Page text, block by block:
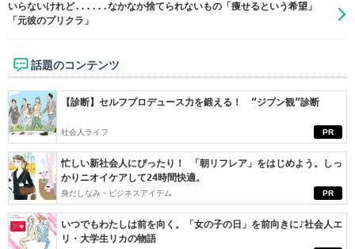
いらないけれど......なかなか捨てられないもの「痩せるという希望」
「元彼のプリクラ」
話題のコンテンツ
PR
【診断】セルフプロデュース力を鍛える！ “ジブン観”診断
社会人ライフ
PR
忙しい新社会人にぴったり！ 「朝リフレア」をはじめよう。しっ
かりニオイケアして24時間快適。
身だしなみ・ビジネスアイテム
いつでもわたしは前を向く。「女の子の日」を前向きに♪社会人エ
リ・大学生リカの物語